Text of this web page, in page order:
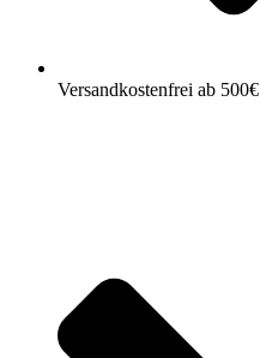
Versandkostenfrei ab 500€